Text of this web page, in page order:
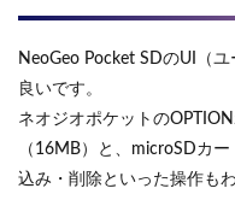
NeoGeo Pocket SDのUI（
良いです。
ネオジオポケットの
（16MB）と、microSDカ
込み・削除といった操作も